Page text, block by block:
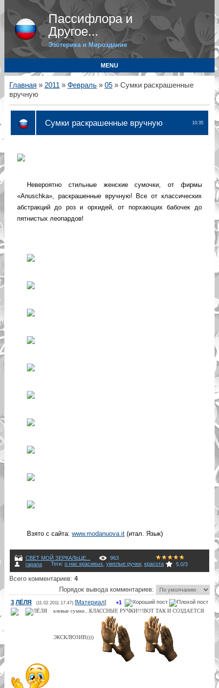
Пассифлора и
Другое...
Эзотерика и Мироздание
MENU
Главная » 2011 » Февраль » 05» Сумки раскрашенные
вручную
10:35
Сумки раскрашенные вручную
Невероятно стильные женские сумочки, от фирмы
«Anuschka», раскрашенные вручную! Все от классических
абстракций до роз и орхидей, от порхающих бабочек до
пятнистых леопардов!
Взято с сайта: www.modanuova.it(итал. Язык)
СВЕТ МОЙ ЗЕРКАЛЬЦЕ...
963
rapana
Теги: о нас красивых умелые ручки, красота 5.0/3
Всего комментариев: 4
Порядок вывода комментариев:
+1
3 ЛЁЛЯ (11.02.2011 17:47)[Материал]
клевые сумки...КЛАССНЫЕ РУЧКИ!!!ВОТ ТАК И СОЗДАЕТСЯ
ЭКСКЛЮЗИВ))))